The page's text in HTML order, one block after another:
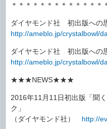
＊＊＊＊＊＊＊＊＊＊＊＊＊
ダイヤモンド社 初出版への
http://ameblo.jp/crystalbowl/
ダイヤモンド社 初出版への
http://ameblo.jp/crystalbowl/
★★★NEWS★★★
2016年11月11日初出版「聞
ク」
（ダイヤモンド社） http://